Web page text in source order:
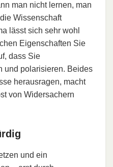
man nicht lernen, man
Wissenschaft
lässt sich sehr wohl
Eigenschaften Sie
dass Sie
und polarisieren. Beides
herausragen, macht
von Widersachern
und ein